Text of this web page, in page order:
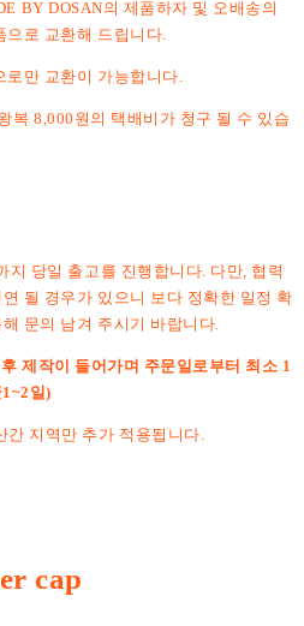
BY DOSAN의 제품하자 및 오배송의
로 교환해 드립니다.
만 교환이 가능합니다.
복 8,000원의 택배비가 청구 될 수 있습
지 당일 출고를 진행합니다. 다만, 협력
될 경우가 있으니 보다 정확한 일정 확
문의 남겨 주시기 바랍니다.
제작이 들어가며 주문일로부터 최소 1
일)
지역만 추가 적용됩니다.
cap